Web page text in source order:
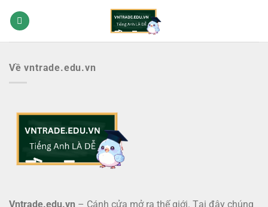
qua
Về vntrade.edu.vn
Vntrade.edu.vn – Cánh cửa mở ra thế giới. Tại đây chúng